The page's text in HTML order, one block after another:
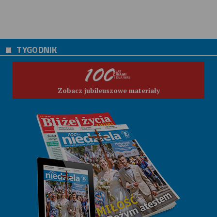
TYGODNIK
Zobacz jubileuszowe materiały